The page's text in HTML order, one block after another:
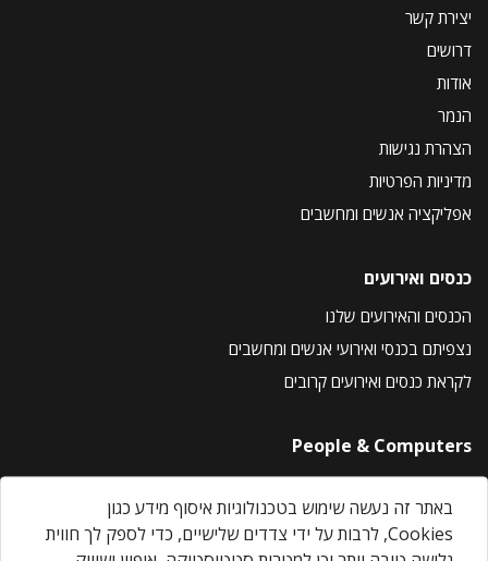
יצירת קשר
דרושים
אודות
הנמר
הצהרת נגישות
מדיניות הפרטיות
אפליקציה אנשים ומחשבים
כנסים ואירועים
הכנסים והאירועים שלנו
נצפיתם בכנסי ואירועי אנשים ומחשבים
לקראת כנסים ואירועים קרובים
People & Computers
About Us
Privacy Policy
Contact Us
באתר זה נעשה שימוש בטכנולוגיות איסוף מידע כגון
Cookies, לרבות על ידי צדדים שלישיים, כדי לספק לך חווית